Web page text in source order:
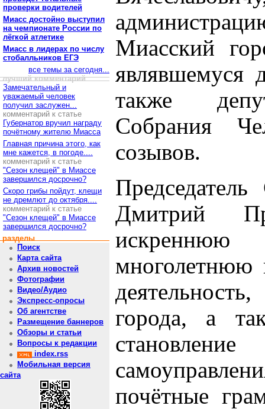
проверки водителей
Миасс достойно выступил
на чемпионате России по
лёгкой атлетике
Миасс в лидерах по числу
стобалльников ЕГЭ
все темы за сегодня...
лучший комментарий
Замечательный и
уважаемый человек
получил заслужен...
комментарий к статье
Губернатор вручил награду
почётному жителю Миасса
Главная причина этого, как
мне кажется, в погоде....
комментарий к статье
"Сезон клещей" в Миассе
завершился досрочно?
Скоро грибы пойдут, клещи
не дремлют до октября....
комментарий к статье
"Сезон клещей" в Миассе
завершился досрочно?
разделы
Поиск
Карта сайта
Архив новостей
Фотографии
Видео/Аудио
Экспресс-опросы
Об агентстве
Размещение баннеров
Обзоры и статьи
Вопросы к редакции
index.rss
Мобильная версия
сайта
Миасский
являвшемуся
также
Собрания
созывов.
Дмитрий
искреннюю
многолетнюю
города, а
почётные